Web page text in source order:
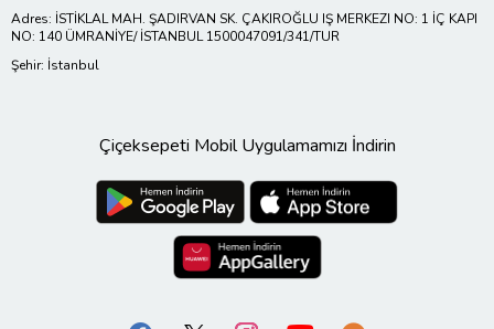
Adres: İSTİKLAL MAH. ŞADIRVAN SK. ÇAKIROĞLU IŞ MERKEZI NO: 1 İÇ KAPI
NO: 140 ÜMRANİYE/ İSTANBUL 1500047091/341/TUR
Şehir: İstanbul
Çiçeksepeti Mobil Uygulamamızı İndirin